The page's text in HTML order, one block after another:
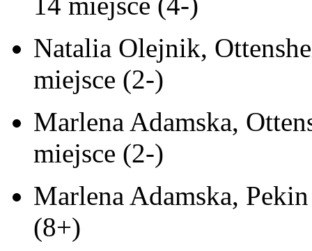
Natalia Olejnik,
miejsce (2-)
Marlena Adamska,
miejsce (2-)
Marlena Adamska,
(8+)